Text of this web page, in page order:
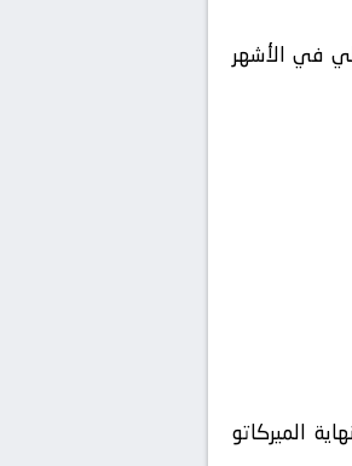
في الأشهر
الميركاتو